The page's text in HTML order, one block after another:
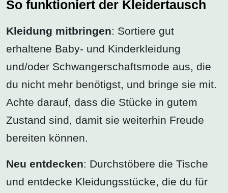
So funktioniert der Kleidertausch
Kleidung mitbringen: Sortiere gut
erhaltene Baby- und Kinderkleidung
und/oder Schwangerschaftsmode aus, die
du nicht mehr benötigst, und bringe sie mit.
Achte darauf, dass die Stücke in gutem
Zustand sind, damit sie weiterhin Freude
bereiten können.
Neu entdecken: Durchstöbere die Tische
und entdecke Kleidungsstücke, die du für